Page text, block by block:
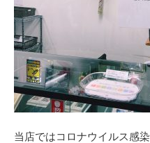
当店ではコロナウイルス感